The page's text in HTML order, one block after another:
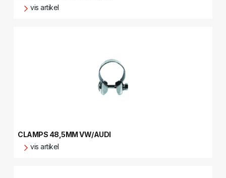
vis artikel
CLAMPS 48,5MM VW/AUDI
vis artikel